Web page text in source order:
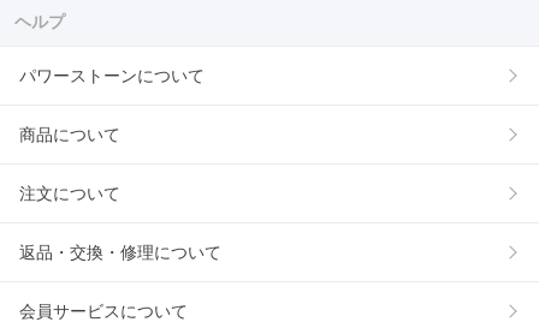
ヘルプ
パワーストーンについて
商品について
注文について
返品・交換・修理について
会員サービスについて